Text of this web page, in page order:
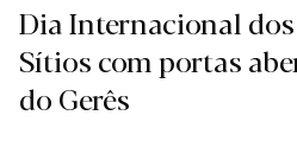
Dia Internacional
Sítios com portas
do Gerês